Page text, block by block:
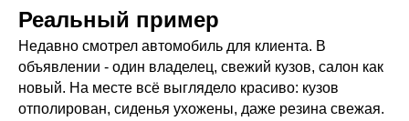
Реальный пример
Недавно смотрел автомобиль для клиента. В
объявлении - один владелец, свежий кузов, салон как
новый. На месте всё выглядело красиво: кузов
отполирован, сиденья ухожены, даже резина свежая.